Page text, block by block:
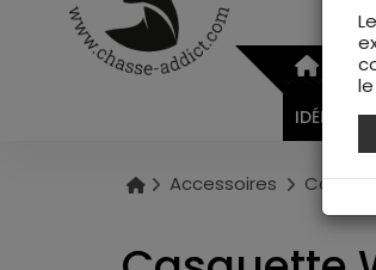
IDÉES
Accessoires